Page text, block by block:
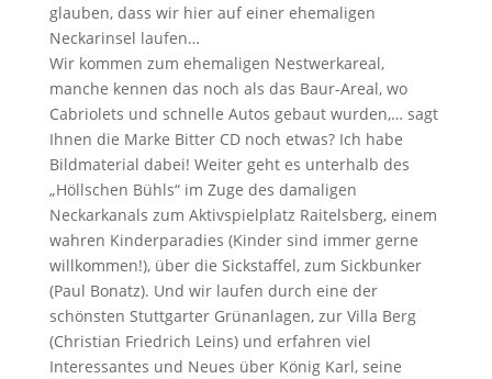
glauben, dass wir hier auf einer ehemaligen
Neckarinsel laufen…
Wir kommen zum ehemaligen Nestwerkareal,
manche kennen das noch als das Baur-Areal, wo
Cabriolets und schnelle Autos gebaut wurden,… sagt
Ihnen die Marke Bitter CD noch etwas? Ich habe
Bildmaterial dabei! Weiter geht es unterhalb des
„Höllschen Bühls“ im Zuge des damaligen
Neckarkanals zum Aktivspielplatz Raitelsberg, einem
wahren Kinderparadies (Kinder sind immer gerne
willkommen!), über die Sickstaffel, zum Sickbunker
(Paul Bonatz). Und wir laufen durch eine der
schönsten Stuttgarter Grünanlagen, zur Villa Berg
(Christian Friedrich Leins) und erfahren viel
Interessantes und Neues über König Karl, seine